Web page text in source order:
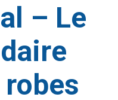
– Le